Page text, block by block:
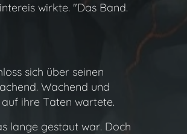
wirkte. "Das Band.
sich über seinen
Wachend und
ihre Taten wartete.
lange gestaut war. Doch